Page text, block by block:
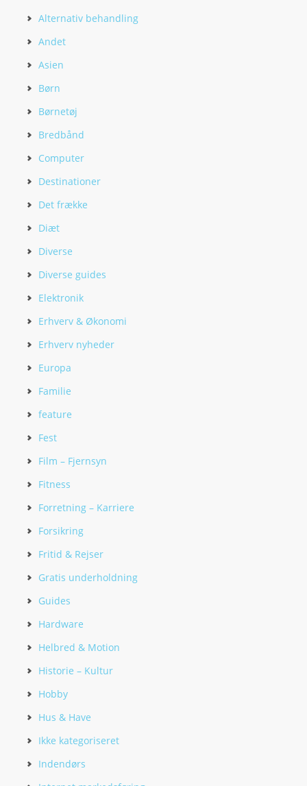
Alternativ behandling
Andet
Asien
Børn
Børnetøj
Bredbånd
Computer
Destinationer
Det frække
Diæt
Diverse
Diverse guides
Elektronik
Erhverv & Økonomi
Erhverv nyheder
Europa
Familie
feature
Fest
Film – Fjernsyn
Fitness
Forretning – Karriere
Forsikring
Fritid & Rejser
Gratis underholdning
Guides
Hardware
Helbred & Motion
Historie – Kultur
Hobby
Hus & Have
Ikke kategoriseret
Indendørs